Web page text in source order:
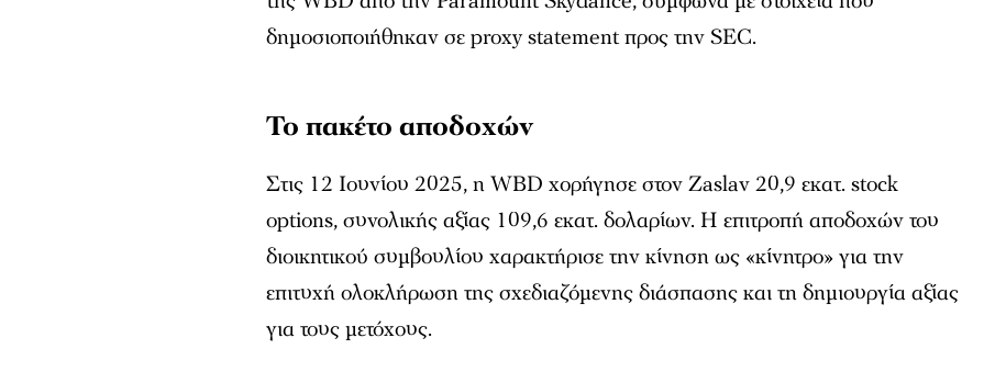
δημοσιοποιήθηκαν σε proxy statement προς την SEC.
Το πακέτο αποδοχών
Στις 12 Ιουνίου 2025, η WBD χορήγησε στον Zaslav 20,9 εκατ. stock
options, συνολικής αξίας 109,6 εκατ. δολαρίων. Η επιτροπή αποδοχών του
διοικητικού συμβουλίου χαρακτήρισε την κίνηση ως «κίνητρο» για την
επιτυχή ολοκλήρωση της σχεδιαζόμενης διάσπασης και τη δημιουργία αξίας
για τους μετόχους.